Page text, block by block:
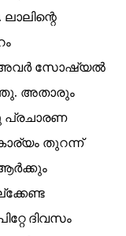
അവർ സോഷ്യൽ
അതാരും
തുറന്ന്
ദിവസം